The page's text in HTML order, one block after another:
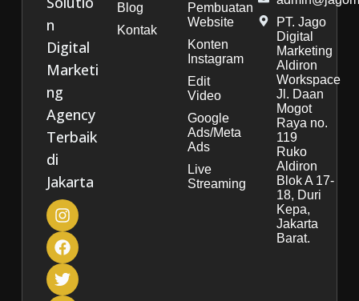
n
Digital
Marketi
ng
Agency
Terbaik
di
Jakarta
Blog
Kontak
Pembuatan
Website
Konten
Instagram
Edit
Video
Google
Ads/Meta
Ads
Live
Streaming
PT. Jago
Digital
Marketing
Aldiron
Workspace
Jl. Daan
Mogot
Raya no.
119
Ruko
Aldiron
Blok A 17-
18, Duri
Kepa,
Jakarta
Barat.